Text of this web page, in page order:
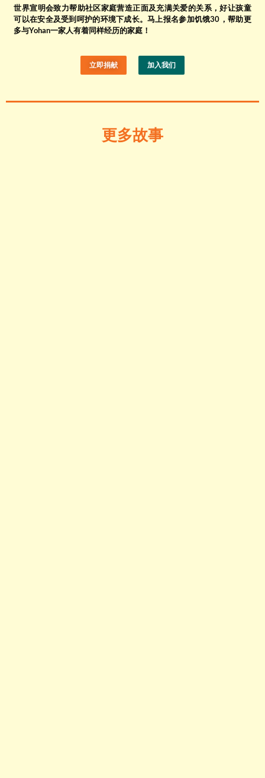
世界宣明会致力帮助社区家庭营造正面及充满关爱的关系，好让孩童
可以在安全及受到呵护的环境下成长。马上报名参加饥饿30 ，帮助更
多与Yohan一家人有着同样经历的家庭！
立即捐献 加入我们
更多故事